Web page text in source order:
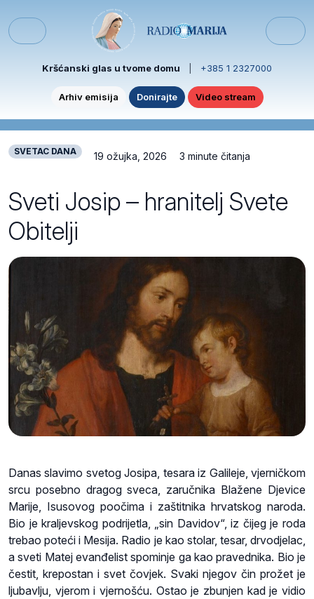
Menu
Kršćanski glas u tvome domu +385 1 2327000
Arhiv emisija Donirajte Video stream
SVETAC DANA 19 ožujka, 2026 3 minute čitanja
Sveti Josip – hranitelj Svete
Obitelji
Danas slavimo svetog Josipa, tesara iz Galileje, vjerničkom
srcu posebno dragog sveca, zaručnika Blažene Djevice
Marije, Isusovog poočima i zaštitnika hrvatskog naroda.
Bio je kraljevskog podrijetla, „sin Davidov“, iz čijeg je roda
trebao poteći i Mesija. Radio je kao stolar, tesar, drvodjelac,
a sveti Matej evanđelist spominje ga kao pravednika. Bio je
čestit, krepostan i svet čovjek. Svaki njegov čin prožet je
ljubavlju, vjerom i vjernošću. Ostao je zbunjen kad je vidio